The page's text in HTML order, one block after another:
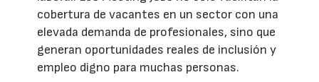
cobertura de vacantes en un sector con una
elevada demanda de profesionales, sino que
generan oportunidades reales de inclusión y
empleo digno para muchas personas.